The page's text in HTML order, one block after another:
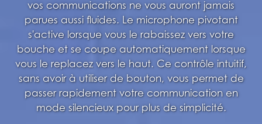
vos communications ne vous auront jamais
parues aussi fluides. Le microphone pivotant
s'active lorsque vous le rabaissez vers votre
bouche et se coupe automatiquement lorsque
vous le replacez vers le haut. Ce contrôle intuitif,
sans avoir à utiliser de bouton, vous permet de
passer rapidement votre communication en
mode silencieux pour plus de simplicité.